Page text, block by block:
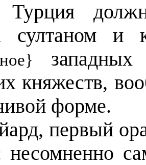
Турция
султаном и
западных
княжеств,
форме.
первый
несомненно